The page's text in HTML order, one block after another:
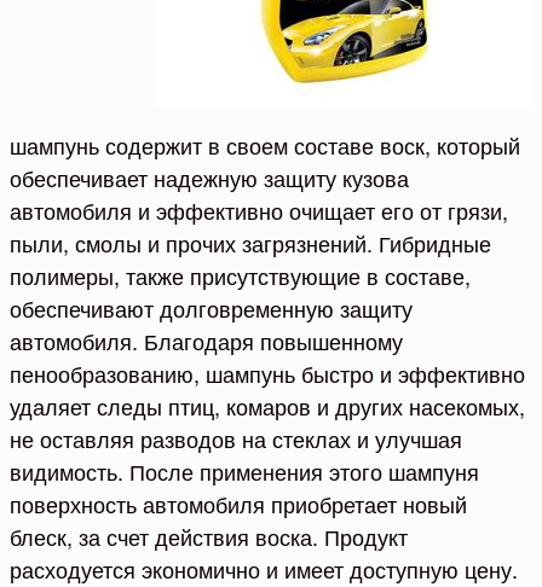
шампунь содержит в своем составе воск, который
обеспечивает надежную защиту кузова
автомобиля и эффективно очищает его от грязи,
пыли, смолы и прочих загрязнений. Гибридные
полимеры, также присутствующие в составе,
обеспечивают долговременную защиту
автомобиля. Благодаря повышенному
пенообразованию, шампунь быстро и эффективно
удаляет следы птиц, комаров и других насекомых,
не оставляя разводов на стеклах и улучшая
видимость. После применения этого шампуня
поверхность автомобиля приобретает новый
блеск, за счет действия воска. Продукт
расходуется экономично и имеет доступную цену.